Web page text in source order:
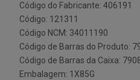
Código do Fabricante: 406191
Código: 121311
Código NCM: 34011190
Código de Barras do Produto:
Código de Barras da Caixa:
Embalagem: 1X85G